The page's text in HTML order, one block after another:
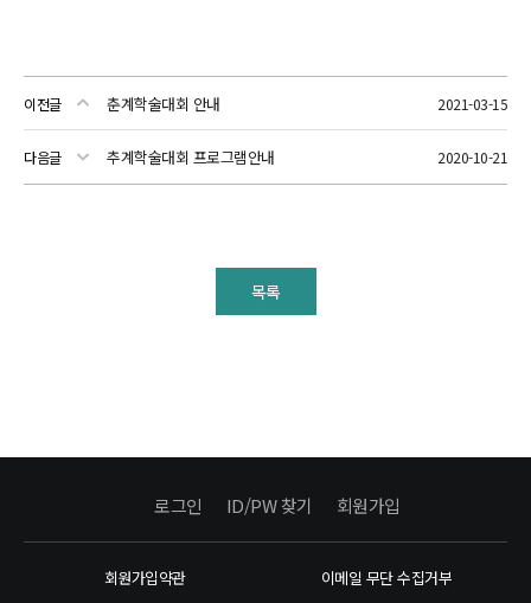
이전글 춘계학술대회 안내 2021-03-15
다음글 추계학술대회 프로그램안내 2020-10-21
목록
회원가입약관
이메일 무단 수집거부
로그인 ID/PW 찾기 회원가입